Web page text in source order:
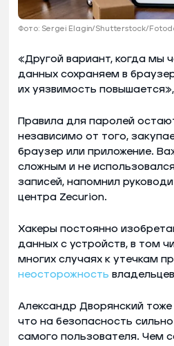
Фото: Sergei Elagin/Shutterstock/
«Другой вариант, когда мы
данных сохраняем в
их уязвимость
Правила для паролей
независимо от того,
браузер или приложение.
сложным и не
записей, напомнил
центра Zecurion.
Хакеры постоянно
данных с устройств, в том
многих случаях к утечкам
неосторожность
Александр Дворянский
что на безопасность
самого пользователя. Чем